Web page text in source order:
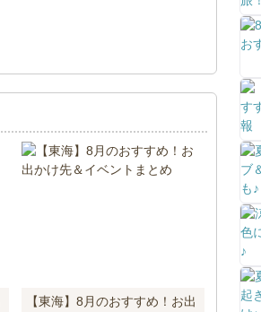
【東海】8月のおすすめ！お出